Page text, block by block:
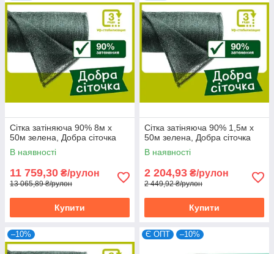
Сітка затіняюча 90% 8м х
50м зелена, Добра сіточка
В наявності
11 759,30 ₴/рулон
13 065,89 ₴/рулон
Купити
Сітка затіняюча 90% 1,5м х
50м зелена, Добра сіточка
В наявності
2 204,93 ₴/рулон
2 449,92 ₴/рулон
Купити
–10% Є ОПТ –10%